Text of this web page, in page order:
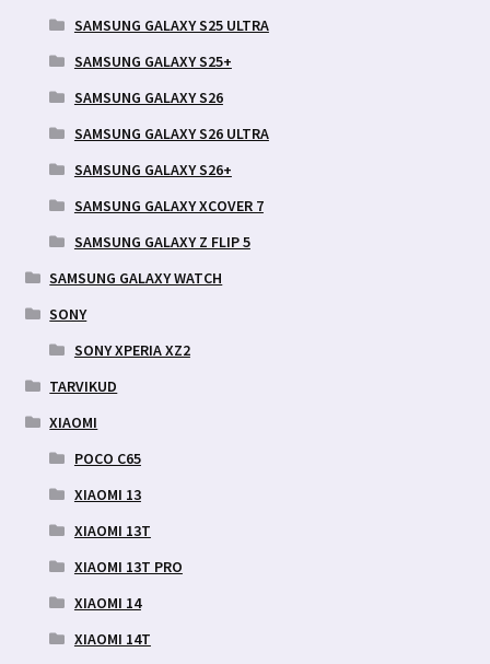
SAMSUNG GALAXY S25 ULTRA
SAMSUNG GALAXY S25+
SAMSUNG GALAXY S26
SAMSUNG GALAXY S26 ULTRA
SAMSUNG GALAXY S26+
SAMSUNG GALAXY XCOVER 7
SAMSUNG GALAXY Z FLIP 5
SAMSUNG GALAXY WATCH
SONY
SONY XPERIA XZ2
TARVIKUD
XIAOMI
POCO C65
XIAOMI 13
XIAOMI 13T
XIAOMI 13T PRO
XIAOMI 14
XIAOMI 14T